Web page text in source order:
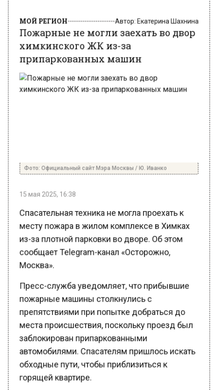
Пожарные не могли заехать во двор
химкинского ЖК из-за
припаркованных машин
месту пожара в жилом комплексе в Химках
из-за плотной парковки во дворе. Об этом
сообщает Telegram-канал «Осторожно,
Москва».
пожарные машины столкнулись с
препятствиями при попытке добраться до
места происшествия, поскольку проезд был
заблокирован припаркованными
автомобилями. Спасателям пришлось искать
обходные пути, чтобы приблизиться к
горящей квартире.